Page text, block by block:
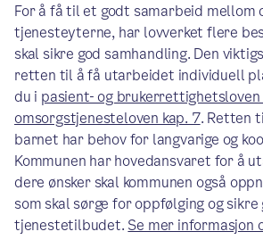
For å få til et godt samarbeid mellom
tjenesteyterne, har lovverket flere
skal sikre god samhandling. Den
retten til å få utarbeidet individuell
du i pasient- og
omsorgstjenesteloven kap. 7. Retten
barnet har behov for langvarige og
Kommunen har hovedansvaret for å
dere ønsker skal kommunen også
som skal sørge for oppfølging og
tjenestetilbudet. Se mer informasjon